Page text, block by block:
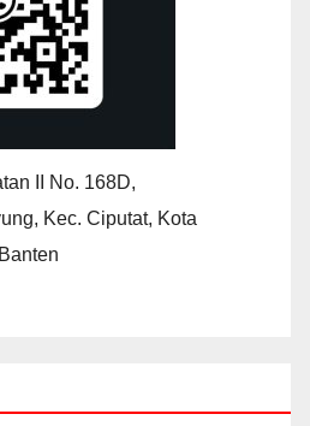
II No. 168D,
Kec. Ciputat, Kota